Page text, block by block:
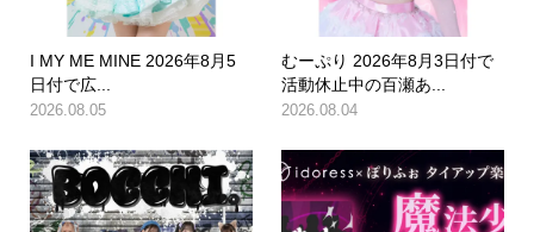
I MY ME MINE 2026年8月5
日付で広...
2026.08.05
むーぷり 2026年8月3日付で
活動休止中の百瀬あ...
2026.08.04